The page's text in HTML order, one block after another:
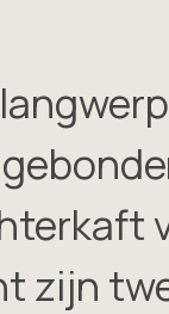
zijn